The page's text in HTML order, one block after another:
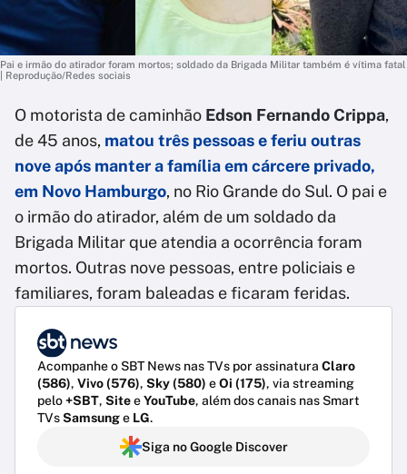
Pai e irmão do atirador foram mortos; soldado da Brigada Militar também é vítima fatal
| Reprodução/Redes sociais
O motorista de caminhão Edson Fernando Crippa,
de 45 anos, matou três pessoas e feriu outras
nove após manter a família em cárcere privado,
em Novo Hamburgo, no Rio Grande do Sul. O pai e
o irmão do atirador, além de um soldado da
Brigada Militar que atendia a ocorrência foram
mortos. Outras nove pessoas, entre policiais e
familiares, foram baleadas e ficaram feridas.
Acompanhe o SBT News nas TVs por assinatura Claro
(586), Vivo (576), Sky (580) eOi (175), via streaming
pelo+SBT, SiteeYouTube, além dos canais nas Smart
TVsSamsunge LG.
Siga no Google Discover